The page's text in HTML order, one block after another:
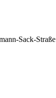
Sack-Straße